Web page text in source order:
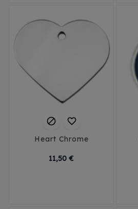
 
Heart Chrome
11,50 €